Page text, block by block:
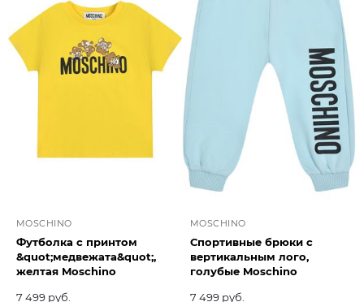
MOSCHINO
Футболка с принтом
&quot;медвежата&quot;,
желтая Moschino
7 499 руб.
MOSCHINO
Спортивные брюки с
вертикальным лого,
голубые Moschino
7 499 руб.